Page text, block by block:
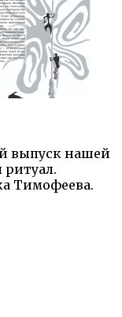
выпуск нашей
ритуал.
Тимофеева.